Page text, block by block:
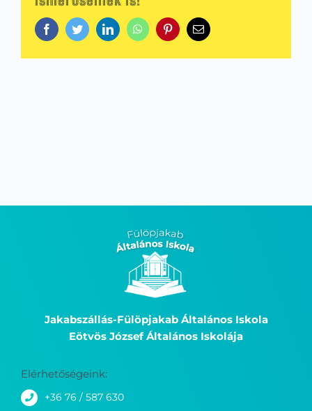
FacebookTwitterLinkedInWhatsAppPinterestEmail:
Jakabszállás-Fülöpjakab Általános Iskola
Eötvös József Általános Iskolája
Elérhetőségeink:
+36 76 / 587 630